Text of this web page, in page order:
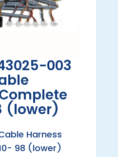
003
(lower)
Harness
98 (lower)